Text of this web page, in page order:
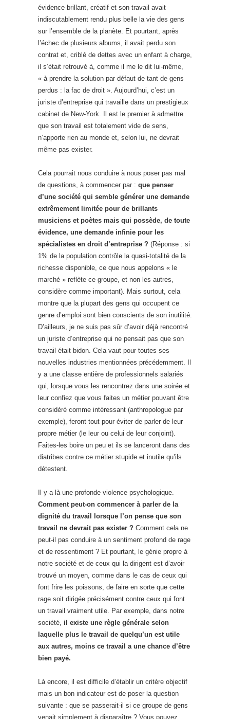
évidence brillant, créatif et son travail avait
indiscutablement rendu plus belle la vie des gens
sur l’ensemble de la planète. Et pourtant, après
l’échec de plusieurs albums, il avait perdu son
contrat et, criblé de dettes avec un enfant à charge,
il s’était retrouvé à, comme il me le dit lui-même,
« à prendre la solution par défaut de tant de gens
perdus : la fac de droit ». Aujourd’hui, c’est un
juriste d’entreprise qui travaille dans un prestigieux
cabinet de New-York. Il est le premier à admettre
que son travail est totalement vide de sens,
n’apporte rien au monde et, selon lui, ne devrait
même pas exister.
Cela pourrait nous conduire à nous poser pas mal
de questions, à commencer par : que penser
d’une société qui semble générer une demande
extrêmement limitée pour de brillants
musiciens et poètes mais qui possède, de toute
évidence, une demande infinie pour les
spécialistes en droit d’entreprise ? (Réponse : si
1% de la population contrôle la quasi-totalité de la
richesse disponible, ce que nous appelons « le
marché » reflète ce groupe, et non les autres,
considère comme important). Mais surtout, cela
montre que la plupart des gens qui occupent ce
genre d’emploi sont bien conscients de son inutilité.
D’ailleurs, je ne suis pas sûr d’avoir déjà rencontré
un juriste d’entreprise qui ne pensait pas que son
travail était bidon. Cela vaut pour toutes ses
nouvelles industries mentionnées précédemment. Il
y a une classe entière de professionnels salariés
qui, lorsque vous les rencontrez dans une soirée et
leur confiez que vous faites un métier pouvant être
considéré comme intéressant (anthropologue par
exemple), feront tout pour éviter de parler de leur
propre métier (le leur ou celui de leur conjoint).
Faites-les boire un peu et ils se lanceront dans des
diatribes contre ce métier stupide et inutile qu’ils
détestent.
Il y a là une profonde violence psychologique.
Comment peut-on commencer à parler de la
dignité du travail lorsque l’on pense que son
travail ne devrait pas exister ? Comment cela ne
peut-il pas conduire à un sentiment profond de rage
et de ressentiment ? Et pourtant, le génie propre à
notre société et de ceux qui la dirigent est d’avoir
trouvé un moyen, comme dans le cas de ceux qui
font frire les poissons, de faire en sorte que cette
rage soit dirigée précisément contre ceux qui font
un travail vraiment utile. Par exemple, dans notre
société, il existe une règle générale selon
laquelle plus le travail de quelqu’un est utile
aux autres, moins ce travail a une chance d’être
bien payé.
Là encore, il est difficile d’établir un critère objectif
mais un bon indicateur est de poser la question
suivante : que se passerait-il si ce groupe de gens
venait simplement à disparaître ? Vous pouvez